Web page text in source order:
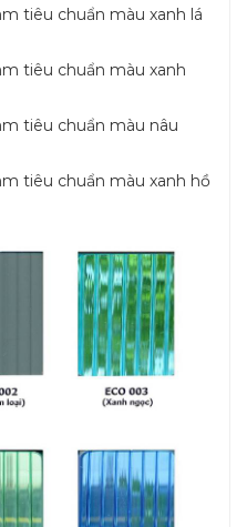
tiêu chuẩn màu xanh lá
tiêu chuẩn màu xanh
tiêu chuẩn màu nâu
tiêu chuẩn màu xanh hồ